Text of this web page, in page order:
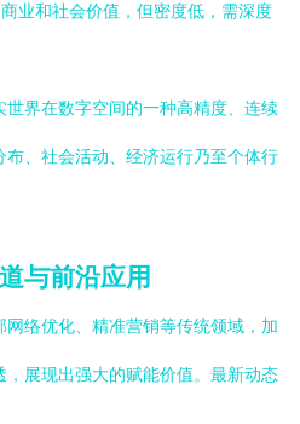
商业和社会价值，但密度低，需深度
界在数字空间的一种高精度、连续
、社会活动、经济运行乃至个体行
与前沿应用
络优化、精准营销等传统领域，加
展现出强大的赋能价值。最新动态